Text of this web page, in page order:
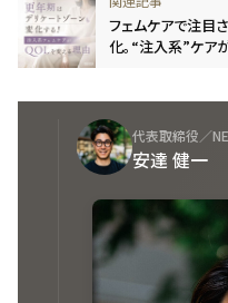
フェムケアで注目
化。“注入系”ケア
代表取締役／
安達 健一